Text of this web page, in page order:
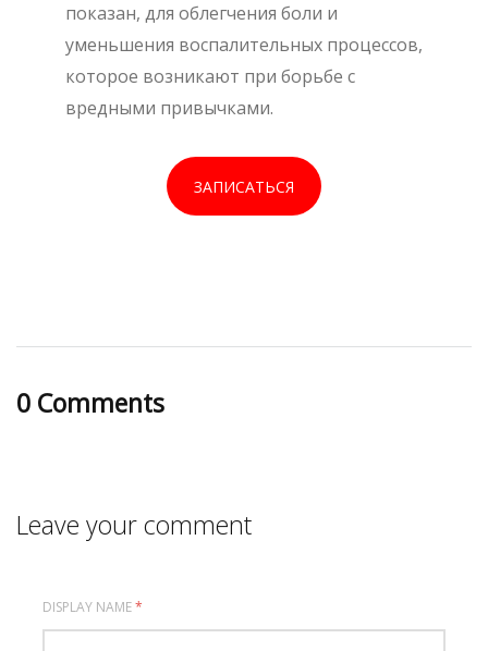
показан, для облегчения боли и
уменьшения воспалительных процессов,
которое возникают при борьбе с
вредными привычками.
ЗАПИСАТЬСЯ
0 Comments
Leave your comment
DISPLAY NAME*